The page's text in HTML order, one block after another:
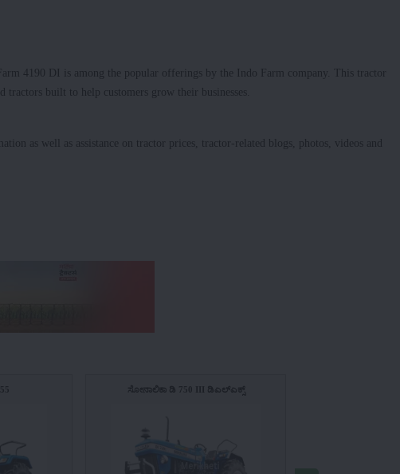
4190 DI is among the popular offerings by the Indo Farm company. This tractor
built to help customers grow their businesses.
as well as assistance on tractor prices, tractor-related blogs, photos, videos and
ಸೋನಾಲಿಕಾ ಡಿ 750 III ಡಿಎಲ್ಎಕ್ಸ್